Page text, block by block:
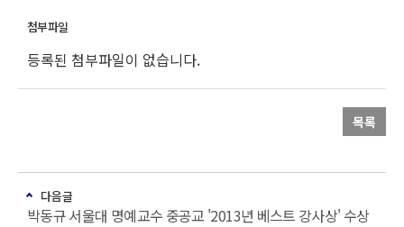
등록된 첨부파일이 없습니다.
목록
다음글
박동규 서울대 명예교수 중공교 '2013년 베스트 강사상' 수상